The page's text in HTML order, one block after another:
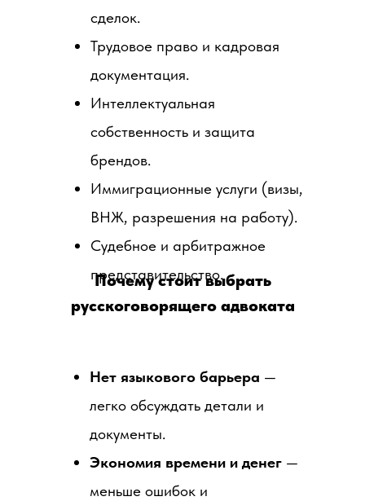
сделок.
Трудовое право и кадровая
документация.
Интеллектуальная
собственность и защита
брендов.
Иммиграционные услуги (визы,
ВНЖ, разрешения на работу).
Судебное и арбитражное
представительство.
Нет языкового барьера —
легко обсуждать детали и
документы.
Экономия времени и денег —
меньше ошибок и
Почему стоит выбрать
русскоговорящего адвоката